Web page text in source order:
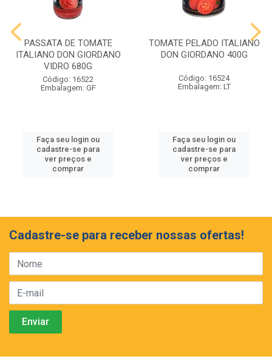
PASSATA DE TOMATE
ITALIANO DON GIORDANO
VIDRO 680G
Código: 16522
Embalagem: GF
Faça seu login ou
cadastre-se para
ver preços e
comprar
TOMATE PELADO ITALIANO
DON GIORDANO 400G
Código: 16524
Embalagem: LT
Faça seu login ou
cadastre-se para
ver preços e
comprar
Cadastre-se para receber nossas ofertas!